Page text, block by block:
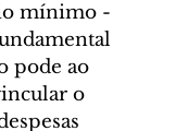
mínimo -
pode ao
o